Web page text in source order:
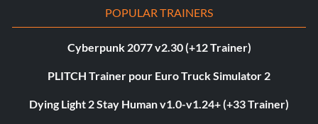
POPULAR TRAINERS
Cyberpunk 2077 v2.30 (+12 Trainer)
PLITCH Trainer pour Euro Truck Simulator 2
Dying Light 2 Stay Human v1.0-v1.24+ (+33 Trainer)